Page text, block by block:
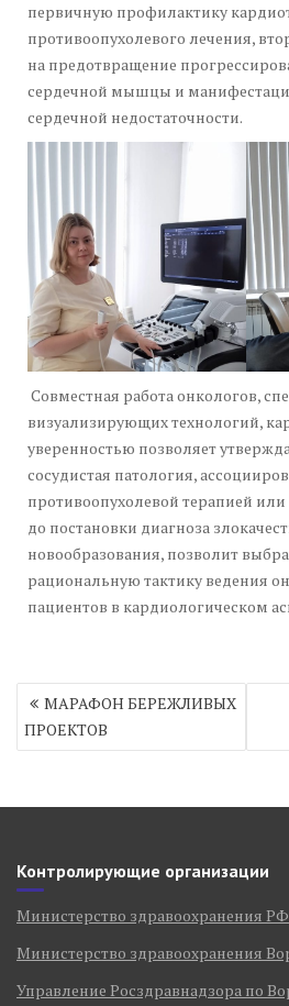
первичную профилактику
противоопухолевого лечения,
на предотвращение
сердечной мышцы и
сердечной недостаточности.
Совместная работа онкологов,
визуализирующих технологий,
уверенностью позволяет
сосудистая патология,
противоопухолевой терапией
до постановки диагноза
новообразования, позволит
рациональную тактику ведения
пациентов в кардиологическом
Навигация
по
записям
МАРАФОН БЕРЕЖЛИВЫХ
ПРОЕКТОВ
Контролирующие организации
Министерство здравоохранения РФ
Министерство здравоохранения
Управление Росздравнадзора по